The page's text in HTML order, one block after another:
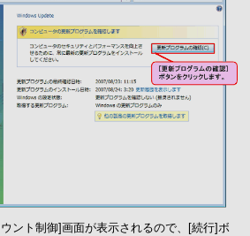
ント制御]画面が表示されるので、[続行]ボ